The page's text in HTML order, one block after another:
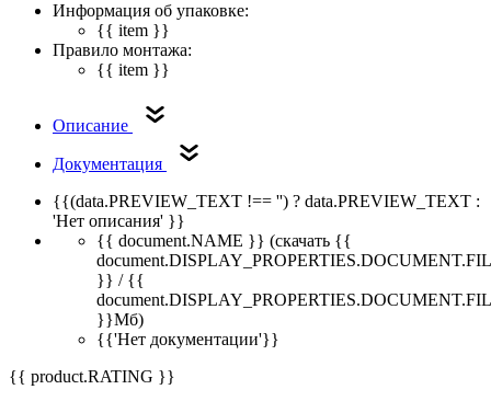
Информация об упаковке:
{{ item }}
Правило монтажа:
{{ item }}
Описание
Документация
{{(data.PREVIEW_TEXT !== '') ? data.PREVIEW_TEXT :
'Нет описания' }}
{{ document.NAME }} (скачать {{
}} / {{
}}Мб)
{{'Нет документации'}}
{{ product.RATING }}